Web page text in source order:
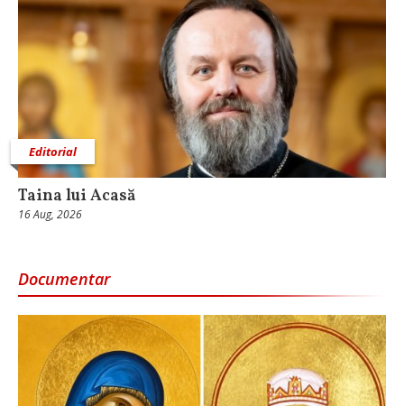
Editorial
Taina lui Acasă
16 Aug, 2026
Documentar